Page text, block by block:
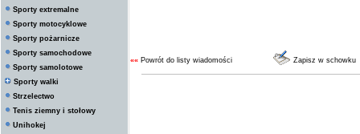
Sporty extremalne
Sporty motocyklowe
Sporty pożarnicze
Sporty samochodowe
Sporty samolotowe
Sporty walki
Strzelectwo
Tenis ziemny i stołowy
Unihokej
«« Powrót do listy wiadomości Zapisz w schowku